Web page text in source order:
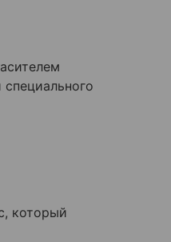
который